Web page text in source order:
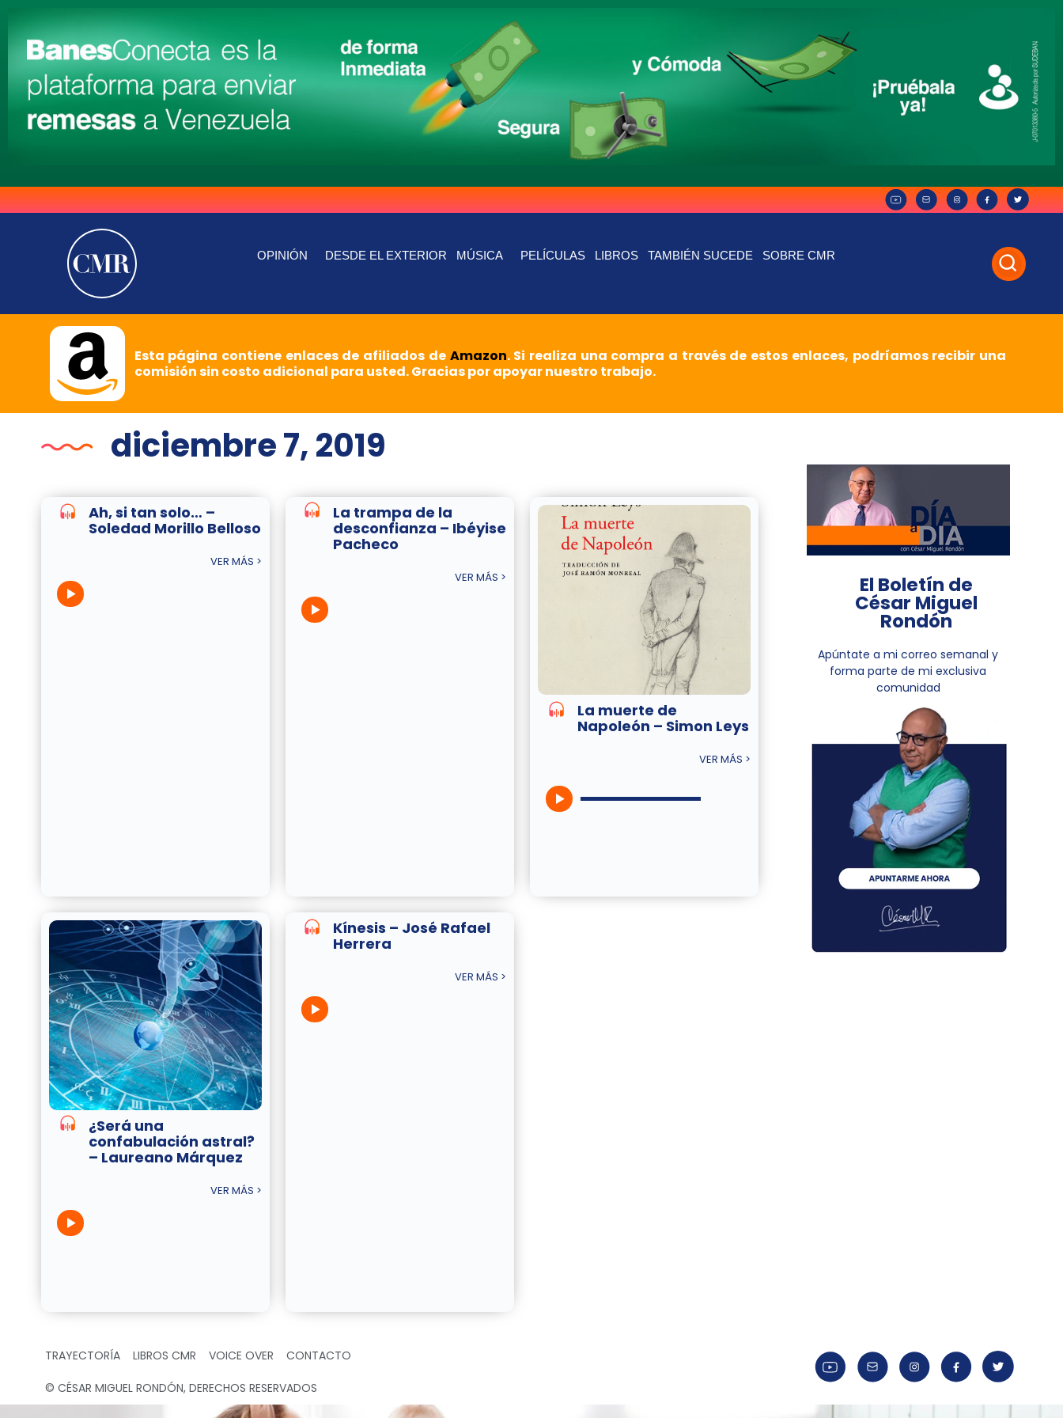
OPINIÓN DESDE EL EXTERIOR MÚSICA PELÍCULAS LIBROS TAMBIÉN SUCEDE SOBRE CMR
Esta página contiene enlaces de afiliados de Amazon. Si realiza una compra a través de estos enlaces, podríamos recibir una
comisión sin costo adicional para usted. Gracias por apoyar nuestro trabajo.
diciembre 7, 2019
Ah, si tan solo… –
Soledad Morillo Belloso
VER MÁS >
La trampa de la
desconfianza – Ibéyise
Pacheco
VER MÁS >
La muerte de
Napoleón – Simon Leys
VER MÁS >
¿Será una
confabulación astral?
– Laureano Márquez
VER MÁS >
Kínesis – José Rafael
Herrera
VER MÁS >
El Boletín de
César Miguel
Rondón
Apúntate a mi correo semanal y
forma parte de mi exclusiva
comunidad
TRAYECTORÍA LIBROS CMR VOICE OVER CONTACTO
© CÉSAR MIGUEL RONDÓN, DERECHOS RESERVADOS